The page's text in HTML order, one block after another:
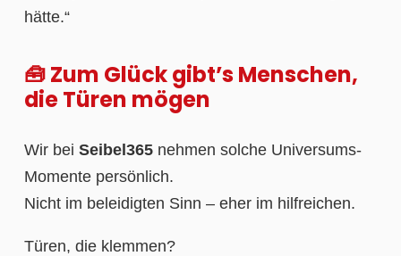
hätte.“
🧰 Zum Glück gibt’s Menschen,
die Türen mögen
Wir bei Seibel365 nehmen solche Universums-
Momente persönlich.
Nicht im beleidigten Sinn – eher im hilfreichen.
Türen, die klemmen?